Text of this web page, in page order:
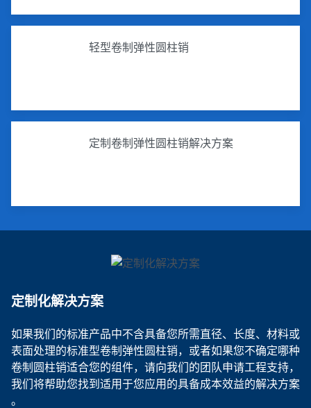
轻型卷制弹性圆柱销
定制卷制弹性圆柱销解决方案
定制化解决方案
如果我们的标准产品中不含具备您所需直径、长度、材料或
表面处理的标准型卷制弹性圆柱销，或者如果您不确定哪种
卷制圆柱销适合您的组件，请向我们的团队申请工程支持，
我们将帮助您找到适用于您应用的具备成本效益的解决方案
。